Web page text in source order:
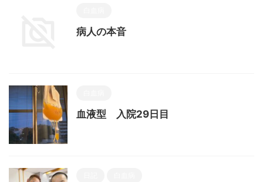
病人の本音
血液型 入院29日目